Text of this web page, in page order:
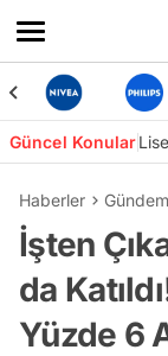
Güncel Konular
Haberler Gündem
İşten
da
Yüzde 6